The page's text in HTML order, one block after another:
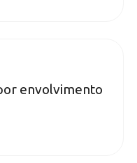
envolvimento